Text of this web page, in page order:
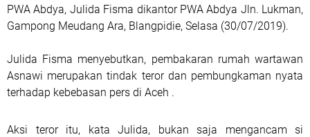
PWA Abdya, Julida Fisma dikantor PWA Abdya Jln. Lukman,
Gampong Meudang Ara, Blangpidie, Selasa (30/07/2019).
Julida Fisma menyebutkan, pembakaran rumah wartawan
Asnawi merupakan tindak teror dan pembungkaman nyata
terhadap kebebasan pers di Aceh .
Aksi teror itu, kata Julida, bukan saja mengancam si